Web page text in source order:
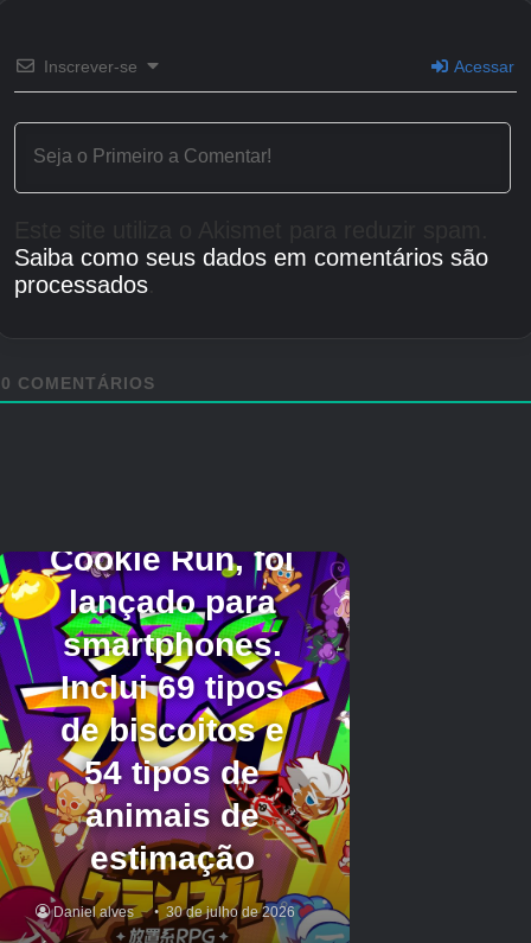
Jackbox Party Pack 11.
Créditos Autor
Inscrever-se Acessar
Saiba como seus dados em comentários são
processados.
0 COMENTÁRIOS